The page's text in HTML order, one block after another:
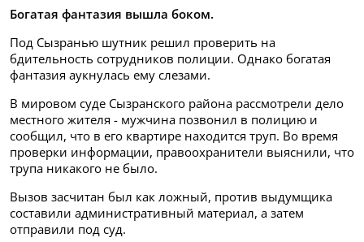
Богатая фантазия вышла боком.
Под Сызранью шутник решил проверить на
бдительность сотрудников полиции. Однако богатая
фантазия аукнулась ему слезами.
В мировом суде Сызранского района рассмотрели дело
местного жителя - мужчина позвонил в полицию и
сообщил, что в его квартире находится труп. Во время
проверки информации, правоохранители выяснили, что
трупа никакого не было.
Вызов засчитан был как ложный, против выдумщика
составили административный материал, а затем
отправили под суд.